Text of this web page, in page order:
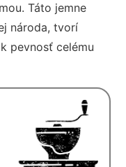
Táto jemne
národa, tvorí
pevnosť celému